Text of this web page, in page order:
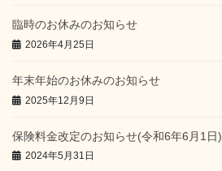
臨時のお休みのお知らせ
2026年4月25日
年末年始のお休みのお知らせ
2025年12月9日
保険料金改定のお知らせ(令和6年6月1日)
2024年5月31日